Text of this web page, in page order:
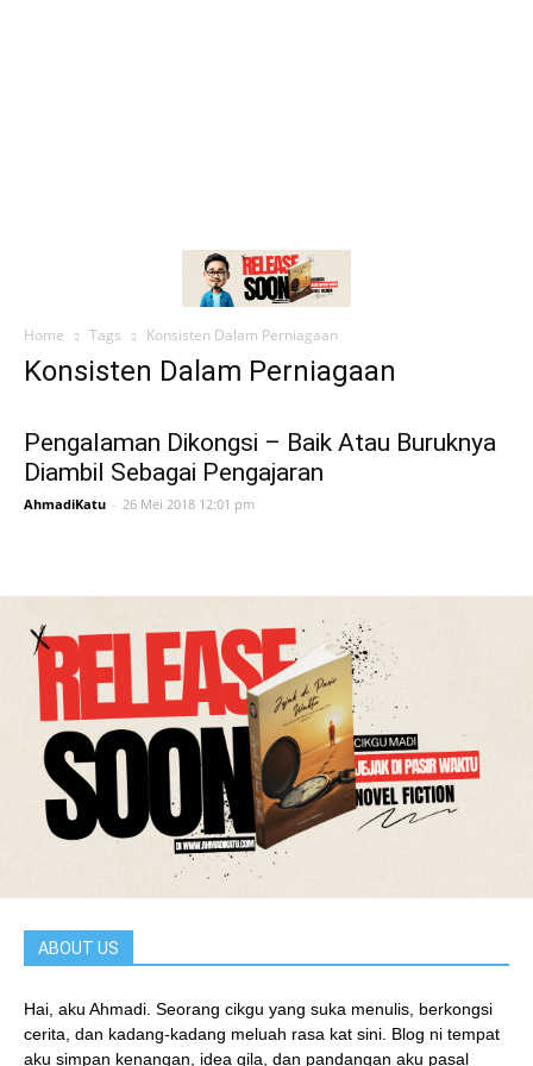
Home Tags Konsisten Dalam Perniagaan
Konsisten Dalam Perniagaan
Pengalaman Dikongsi – Baik Atau Buruknya
Diambil Sebagai Pengajaran
AhmadiKatu - 26 Mei 2018 12:01 pm
ABOUT US
Hai, aku Ahmadi. Seorang cikgu yang suka menulis, berkongsi
cerita, dan kadang-kadang meluah rasa kat sini. Blog ni tempat
aku simpan kenangan, idea gila, dan pandangan aku pasal